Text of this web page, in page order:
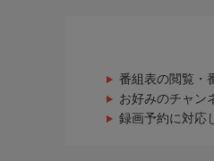
番組表の閲覧・
お好みのチャン
録画予約に対応